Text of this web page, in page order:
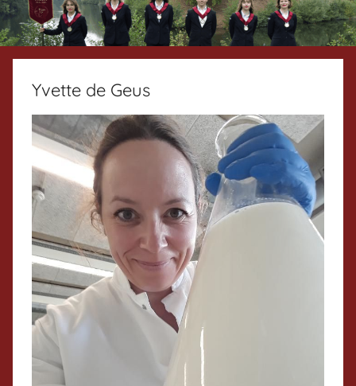
Yvette de Geus